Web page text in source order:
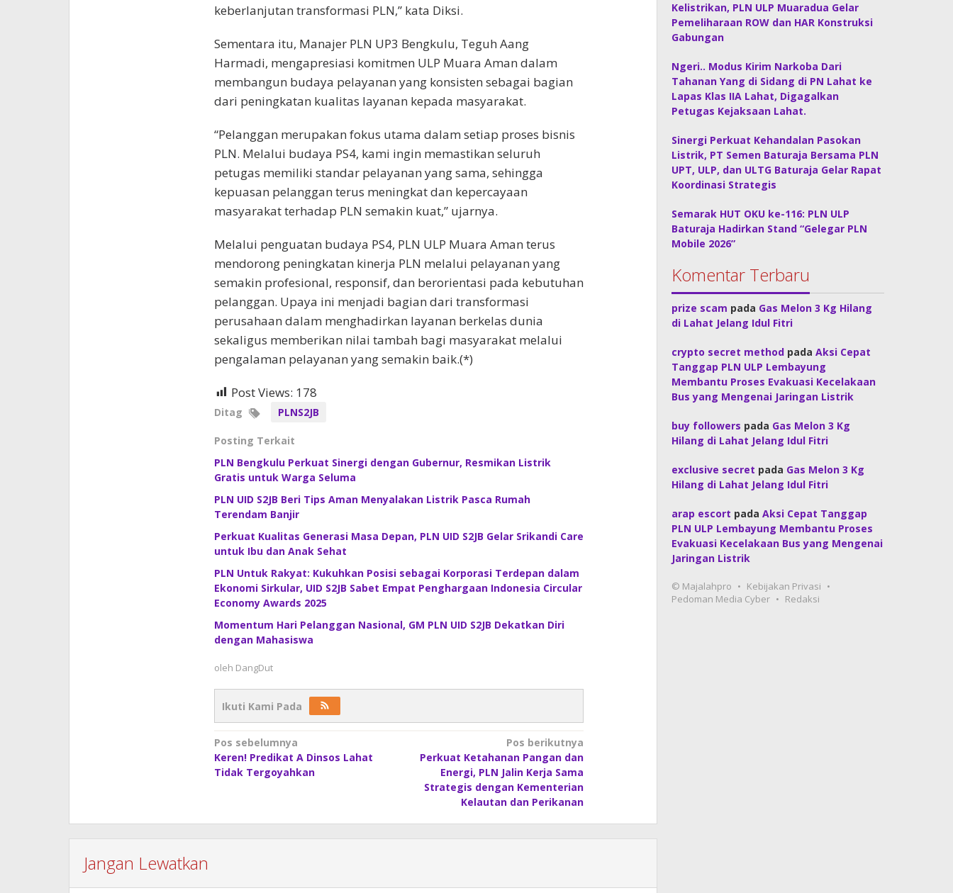
keberlanjutan transformasi PLN,” kata Diksi.
Sementara itu, Manajer PLN UP3 Bengkulu, Teguh Aang
Harmadi, mengapresiasi komitmen ULP Muara Aman dalam
membangun budaya pelayanan yang konsisten sebagai bagian
dari peningkatan kualitas layanan kepada masyarakat.
“Pelanggan merupakan fokus utama dalam setiap proses bisnis
PLN. Melalui budaya PS4, kami ingin memastikan seluruh
petugas memiliki standar pelayanan yang sama, sehingga
kepuasan pelanggan terus meningkat dan kepercayaan
masyarakat terhadap PLN semakin kuat,” ujarnya.
Melalui penguatan budaya PS4, PLN ULP Muara Aman terus
mendorong peningkatan kinerja PLN melalui pelayanan yang
semakin profesional, responsif, dan berorientasi pada kebutuhan
pelanggan. Upaya ini menjadi bagian dari transformasi
perusahaan dalam menghadirkan layanan berkelas dunia
sekaligus memberikan nilai tambah bagi masyarakat melalui
pengalaman pelayanan yang semakin baik.(*)
Post Views: 178
Ditag PLNS2JB
Posting Terkait
PLN Bengkulu Perkuat Sinergi dengan Gubernur, Resmikan Listrik
Gratis untuk Warga Seluma
PLN UID S2JB Beri Tips Aman Menyalakan Listrik Pasca Rumah
Terendam Banjir
Perkuat Kualitas Generasi Masa Depan, PLN UID S2JB Gelar Srikandi Care
untuk Ibu dan Anak Sehat
PLN Untuk Rakyat: Kukuhkan Posisi sebagai Korporasi Terdepan dalam
Ekonomi Sirkular, UID S2JB Sabet Empat Penghargaan Indonesia Circular
Economy Awards 2025
Momentum Hari Pelanggan Nasional, GM PLN UID S2JB Dekatkan Diri
dengan Mahasiswa
oleh DangDut
Ikuti Kami Pada
Navigasi
pos
Pos sebelumnya
Keren! Predikat A Dinsos Lahat
Tidak Tergoyahkan
Pos berikutnya
Perkuat Ketahanan Pangan dan
Energi, PLN Jalin Kerja Sama
Strategis dengan Kementerian
Kelautan dan Perikanan
Jangan Lewatkan
Kelistrikan, PLN ULP Muaradua Gelar
Pemeliharaan ROW dan HAR Konstruksi
Gabungan
Ngeri.. Modus Kirim Narkoba Dari
Tahanan Yang di Sidang di PN Lahat ke
Lapas Klas IIA Lahat, Digagalkan
Petugas Kejaksaan Lahat.
Sinergi Perkuat Kehandalan Pasokan
Listrik, PT Semen Baturaja Bersama PLN
UPT, ULP, dan ULTG Baturaja Gelar Rapat
Koordinasi Strategis
Semarak HUT OKU ke-116: PLN ULP
Baturaja Hadirkan Stand “Gelegar PLN
Mobile 2026”
Komentar Terbaru
prize scam pada Gas Melon 3 Kg Hilang
di Lahat Jelang Idul Fitri
crypto secret method padaAksi Cepat
Tanggap PLN ULP Lembayung
Membantu Proses Evakuasi Kecelakaan
Bus yang Mengenai Jaringan Listrik
buy followers pada Gas Melon 3 Kg
Hilang di Lahat Jelang Idul Fitri
exclusive secret pada Gas Melon 3 Kg
Hilang di Lahat Jelang Idul Fitri
arap escort padaAksi Cepat Tanggap
PLN ULP Lembayung Membantu Proses
Evakuasi Kecelakaan Bus yang Mengenai
Jaringan Listrik
© Majalahpro
Kebijakan Privasi
Pedoman Media Cyber
Redaksi